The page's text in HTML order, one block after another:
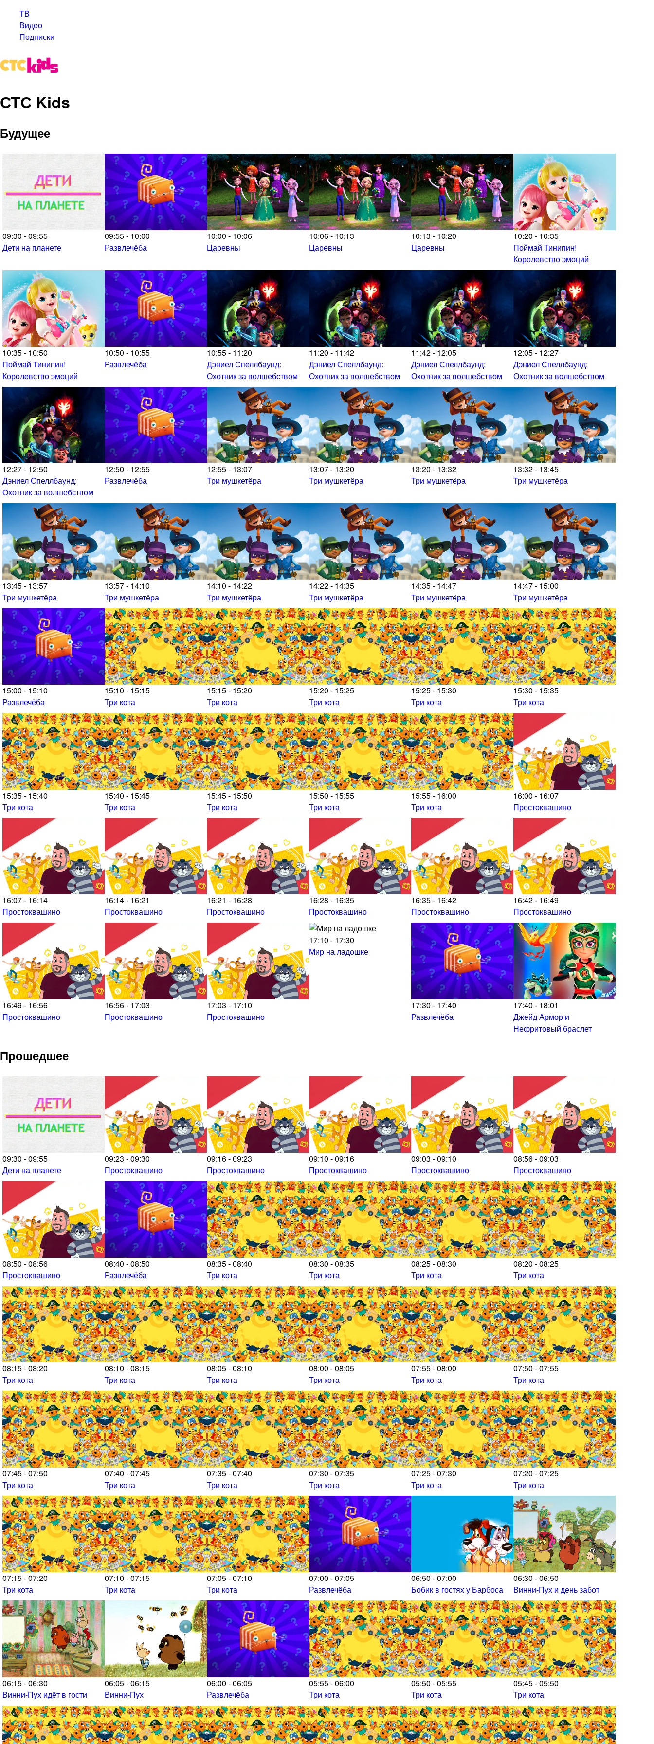
ТВ
Видео
Подписки
СТС Kids
Будущее
09:30 - 09:55
Дети на планете
09:55 - 10:00
Развлечёба
10:00 - 10:06
Царевны
10:06 - 10:13
Царевны
10:13 - 10:20
Царевны
10:20 - 10:35
Поймай Тинипин!
Королевство эмоций
10:35 - 10:50
Поймай Тинипин!
Королевство эмоций
10:50 - 10:55
Развлечёба
10:55 - 11:20
Дэниел Спеллбаунд:
Охотник за волшебством
11:20 - 11:42
Дэниел Спеллбаунд:
Охотник за волшебством
11:42 - 12:05
Дэниел Спеллбаунд:
Охотник за волшебством
12:05 - 12:27
Дэниел Спеллбаунд:
Охотник за волшебством
12:27 - 12:50
Дэниел Спеллбаунд:
Охотник за волшебством
12:50 - 12:55
Развлечёба
12:55 - 13:07
Три мушкетёра
13:07 - 13:20
Три мушкетёра
13:20 - 13:32
Три мушкетёра
13:32 - 13:45
Три мушкетёра
13:45 - 13:57
Три мушкетёра
13:57 - 14:10
Три мушкетёра
14:10 - 14:22
Три мушкетёра
14:22 - 14:35
Три мушкетёра
14:35 - 14:47
Три мушкетёра
14:47 - 15:00
Три мушкетёра
15:00 - 15:10
Развлечёба
15:10 - 15:15
Три кота
15:15 - 15:20
Три кота
15:20 - 15:25
Три кота
15:25 - 15:30
Три кота
15:30 - 15:35
Три кота
15:35 - 15:40
Три кота
15:40 - 15:45
Три кота
15:45 - 15:50
Три кота
15:50 - 15:55
Три кота
15:55 - 16:00
Три кота
16:00 - 16:07
Простоквашино
16:07 - 16:14
Простоквашино
16:14 - 16:21
Простоквашино
16:21 - 16:28
Простоквашино
16:28 - 16:35
Простоквашино
16:35 - 16:42
Простоквашино
16:42 - 16:49
Простоквашино
16:49 - 16:56
Простоквашино
16:56 - 17:03
Простоквашино
17:03 - 17:10
Простоквашино
17:10 - 17:30
Мир на ладошке
17:30 - 17:40
Развлечёба
17:40 - 18:01
Джейд Армор и
Нефритовый браслет
Прошедшее
09:30 - 09:55
Дети на планете
09:23 - 09:30
Простоквашино
09:16 - 09:23
Простоквашино
09:10 - 09:16
Простоквашино
09:03 - 09:10
Простоквашино
08:56 - 09:03
Простоквашино
08:50 - 08:56
Простоквашино
08:40 - 08:50
Развлечёба
08:35 - 08:40
Три кота
08:30 - 08:35
Три кота
08:25 - 08:30
Три кота
08:20 - 08:25
Три кота
08:15 - 08:20
Три кота
08:10 - 08:15
Три кота
08:05 - 08:10
Три кота
08:00 - 08:05
Три кота
07:55 - 08:00
Три кота
07:50 - 07:55
Три кота
07:45 - 07:50
Три кота
07:40 - 07:45
Три кота
07:35 - 07:40
Три кота
07:30 - 07:35
Три кота
07:25 - 07:30
Три кота
07:20 - 07:25
Три кота
07:15 - 07:20
Три кота
07:10 - 07:15
Три кота
07:05 - 07:10
Три кота
07:00 - 07:05
Развлечёба
06:50 - 07:00
Бобик в гостях у Барбоса
06:30 - 06:50
Винни-Пух и день забот
06:15 - 06:30
Винни-Пух идёт в гости
06:05 - 06:15
Винни-Пух
06:00 - 06:05
Развлечёба
05:55 - 06:00
Три кота
05:50 - 05:55
Три кота
05:45 - 05:50
Три кота